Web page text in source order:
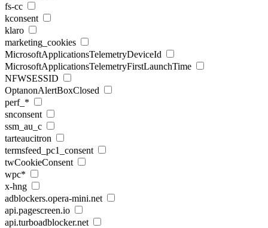
fs-cc
kconsent
klaro
marketing_cookies
MicrosoftApplicationsTelemetryDeviceId
MicrosoftApplicationsTelemetryFirstLaunchTime
NFWSESSID
OptanonAlertBoxClosed
perf_*
snconsent
ssm_au_c
tarteaucitron
termsfeed_pc1_consent
twCookieConsent
wpc*
x-hng
adblockers.opera-mini.net
api.pagescreen.io
api.turboadblocker.net